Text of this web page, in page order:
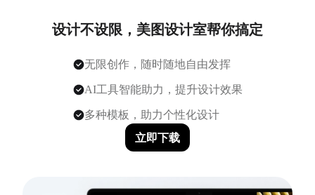
设计不设限，美图设计室帮你搞定
无限创作，随时随地自由发挥
AI工具智能助力，提升设计效果
多种模板，助力个性化设计
立即下载